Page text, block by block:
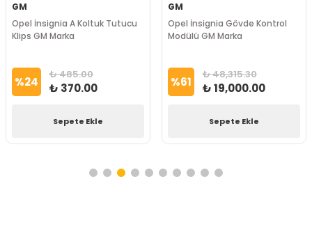
GM
Opel İnsignia A Koltuk Tutucu
Klips GM Marka
%24 ₺ 485.00
₺ 370.00
Sepete Ekle
GM
Opel İnsignia Gövde Kontrol
Modülü GM Marka
%61 ₺ 48,315.30
₺ 19,000.00
Sepete Ekle